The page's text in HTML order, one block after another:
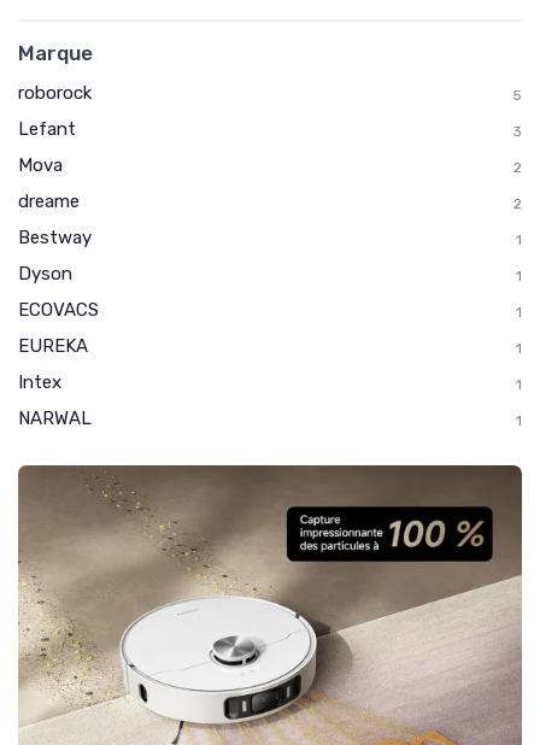
Marque
roborock 5
Lefant 3
Mova 2
dreame 2
Bestway 1
Dyson 1
ECOVACS 1
EUREKA 1
Intex 1
NARWAL 1